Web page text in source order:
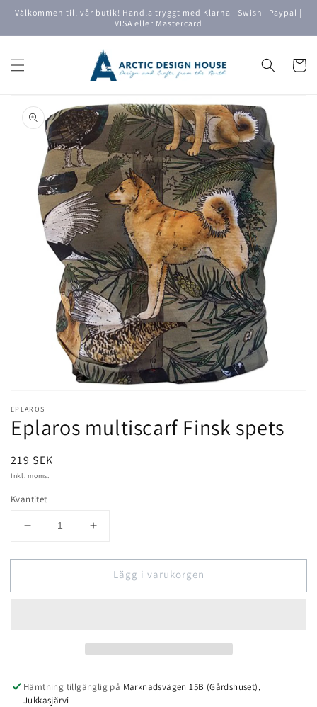
vidare
innehåll
Välkommen till vår butik! Handla tryggt med Klarna | Swish | Paypal |
VISA eller Mastercard
Öppna
media
1
i
gallerivyn
EPLAROS
Eplaros multiscarf Finsk spets
Ordinarie
pris
219 SEK
Inkl. moms.
Kvantitet
Minska
för
multiscarf
Öka
för
Eplaros
multiscarf
Lägg i varukorgen
Hämtning tillgänglig på Marknadsvägen 15B (Gårdshuset),
Jukkasjärvi